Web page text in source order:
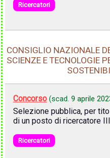
Ricercatori
CONSIGLIO NAZIONALE
SCIENZE E TECNOLOGIE
Concorso (scad. 9 aprile
Selezione pubblica, per
di un posto di ricercatore
Ricercatori